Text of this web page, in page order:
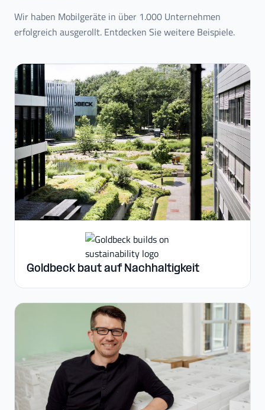
Wir haben Mobilgeräte in über 1.000 Unternehmen
erfolgreich ausgerollt. Entdecken Sie weitere Beispiele.
Goldbeck baut auf Nachhaltigkeit